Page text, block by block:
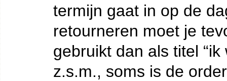
termijn gaat in op de
retourneren moet je
gebruikt dan als titel
z.s.m., soms is de